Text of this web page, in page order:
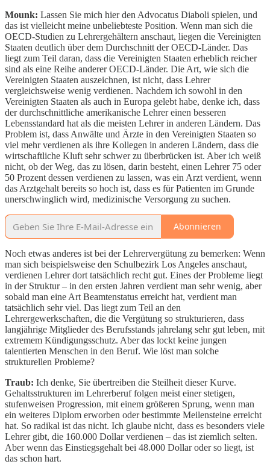
Mounk: Lassen Sie mich hier den Advocatus Diaboli spielen, und
das ist vielleicht meine unbeliebteste Position. Wenn man sich die
OECD-Studien zu Lehrergehältern anschaut, liegen die Vereinigten
Staaten deutlich über dem Durchschnitt der OECD-Länder. Das
liegt zum Teil daran, dass die Vereinigten Staaten erheblich reicher
sind als eine Reihe anderer OECD-Länder. Die Art, wie sich die
Vereinigten Staaten auszeichnen, ist nicht, dass Lehrer
vergleichsweise wenig verdienen. Nachdem ich sowohl in den
Vereinigten Staaten als auch in Europa gelebt habe, denke ich, dass
der durchschnittliche amerikanische Lehrer einen besseren
Lebensstandard hat als die meisten Lehrer in anderen Ländern. Das
Problem ist, dass Anwälte und Ärzte in den Vereinigten Staaten so
viel mehr verdienen als ihre Kollegen in anderen Ländern, dass die
wirtschaftliche Kluft sehr schwer zu überbrücken ist. Aber ich weiß
nicht, ob der Weg, das zu lösen, darin besteht, einen Lehrer 75 oder
50 Prozent dessen verdienen zu lassen, was ein Arzt verdient, wenn
das Arztgehalt bereits so hoch ist, dass es für Patienten im Grunde
unerschwinglich wird, medizinische Versorgung zu suchen.
Abonnieren
Noch etwas anderes ist bei der Lehrervergütung zu bemerken: Wenn
man sich beispielsweise den Schulbezirk Los Angeles anschaut,
verdienen Lehrer dort tatsächlich recht gut. Eines der Probleme liegt
in der Struktur – in den ersten Jahren verdient man sehr wenig, aber
sobald man eine Art Beamtenstatus erreicht hat, verdient man
tatsächlich sehr viel. Das liegt zum Teil an den
Lehrergewerkschaften, die die Vergütung so strukturieren, dass
langjährige Mitglieder des Berufsstands jahrelang sehr gut leben, mit
extremem Kündigungsschutz. Aber das lockt keine jungen
talentierten Menschen in den Beruf. Wie löst man solche
strukturellen Probleme?
Traub: Ich denke, Sie übertreiben die Steilheit dieser Kurve.
Gehaltsstrukturen im Lehrerberuf folgen meist einer stetigen,
stufenweisen Progression, mit einem größeren Sprung, wenn man
ein weiteres Diplom erworben oder bestimmte Meilensteine erreicht
hat. So radikal ist das nicht. Ich glaube nicht, dass es besonders viele
Lehrer gibt, die 160.000 Dollar verdienen – das ist ziemlich selten.
Aber wenn das Einstiegsgehalt bei 48.000 Dollar oder so liegt, ist
das schon hart.